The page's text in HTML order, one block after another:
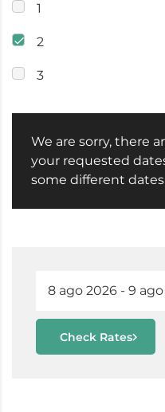
1
2
3
We are sorry, there
your requested
some different
Check Rates